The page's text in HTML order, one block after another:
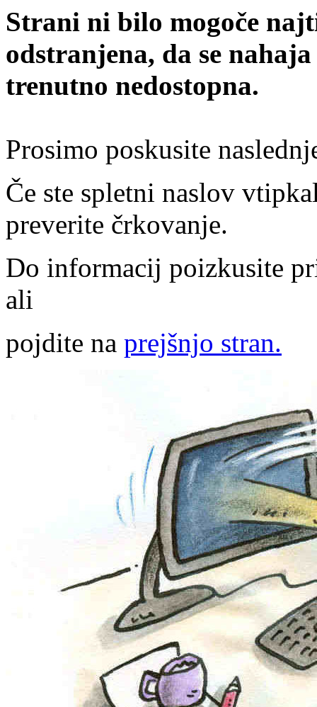
Strani ni bilo mogoče
odstranjena, da se
trenutno nedostopna.
Prosimo poskusite
Če ste spletni naslov
preverite črkovanje.
Do informacij poizkusite
ali
pojdite na prejšnjo stran.